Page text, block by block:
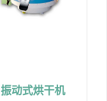
振动式烘干机